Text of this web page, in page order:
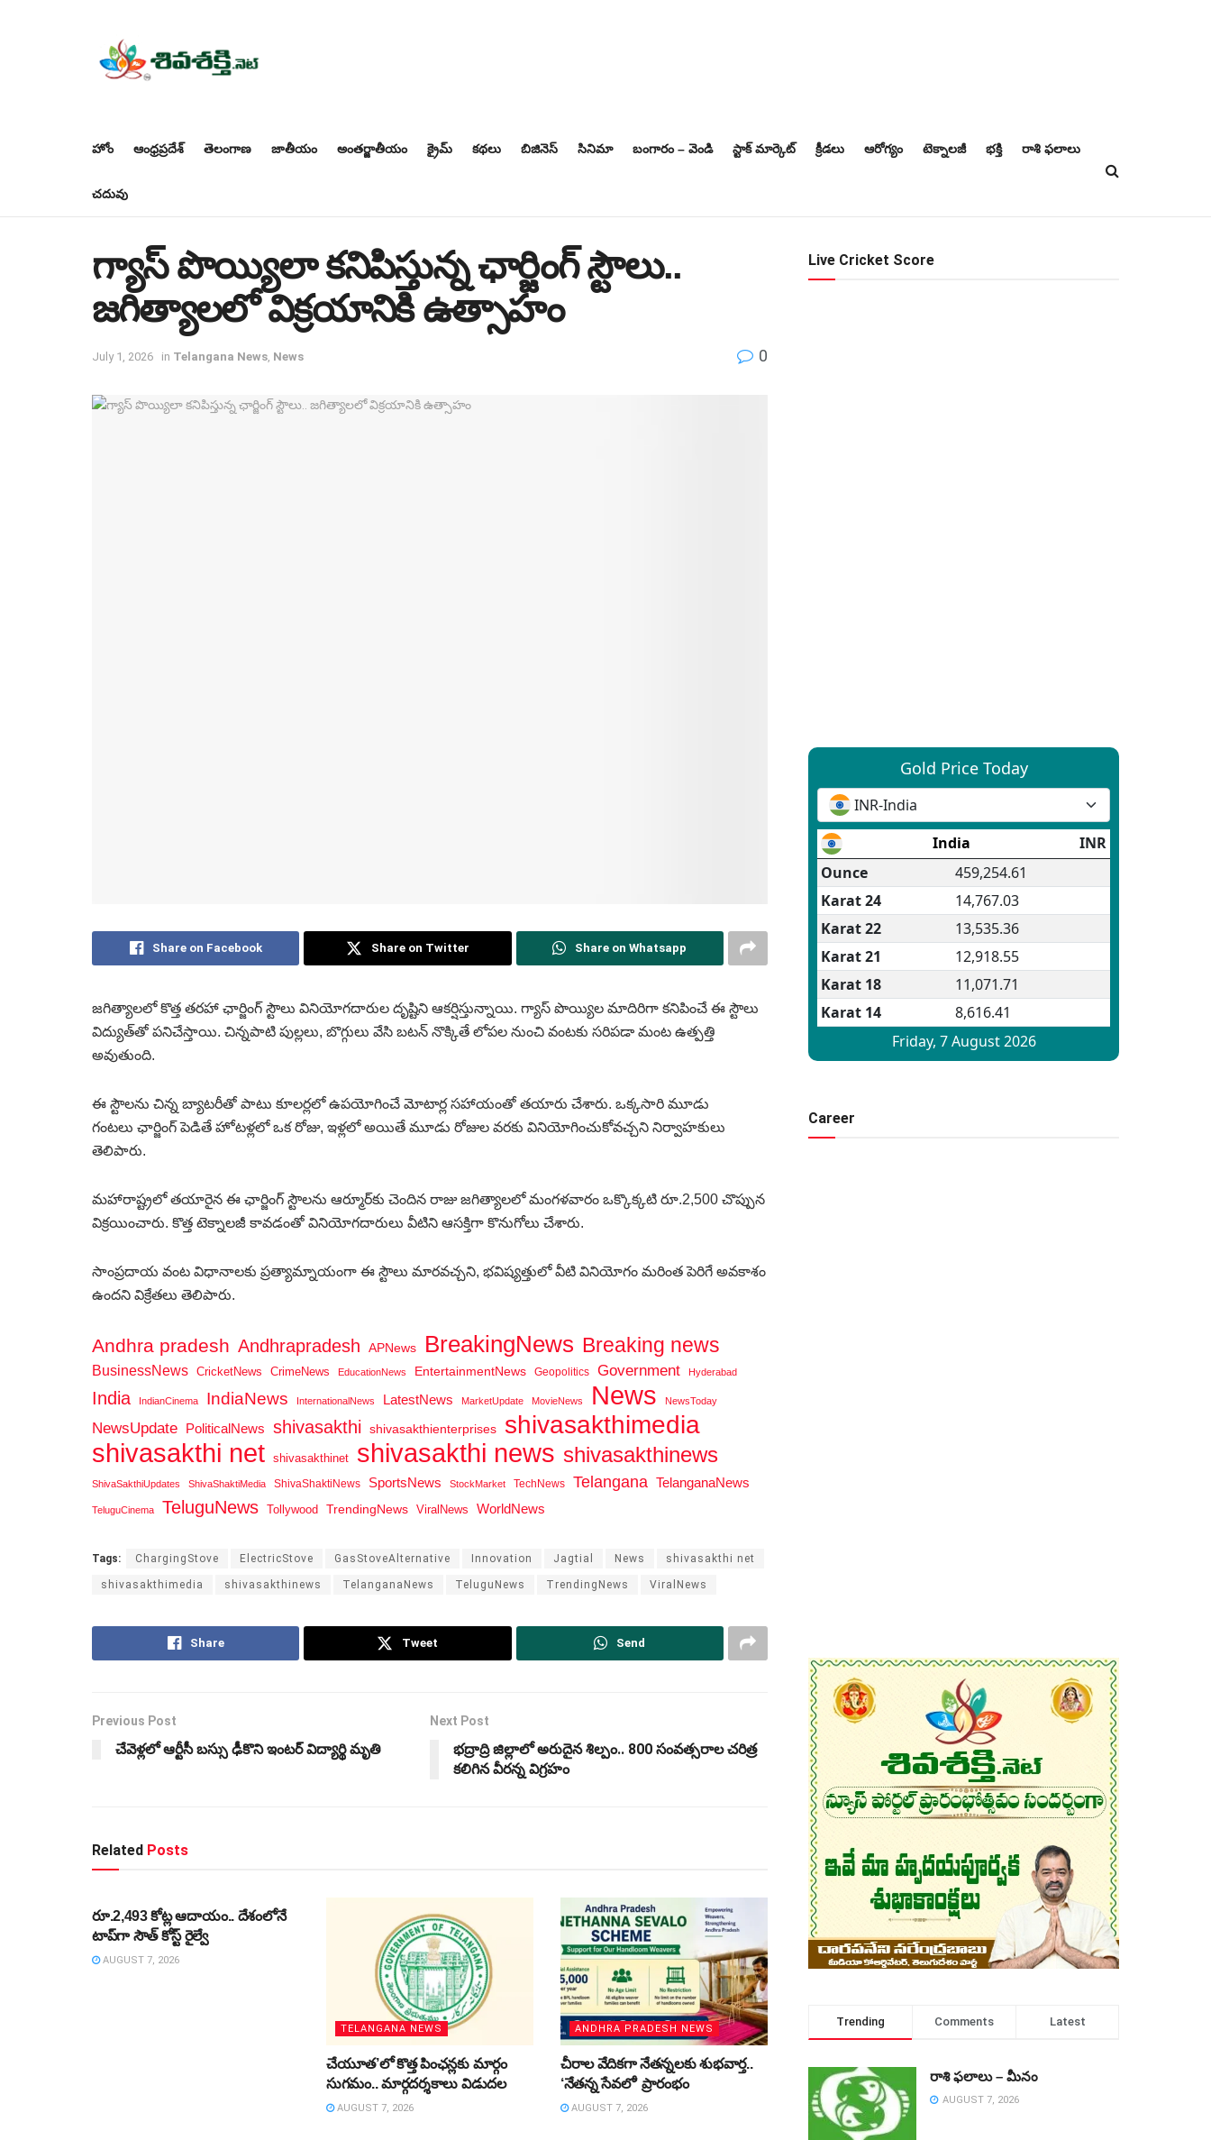
హోం ఆంధ్రప్రదేశ్ తెలంగాణ జాతీయం అంతర్జాతీయం క్రైమ్ కథలు బిజినెస్‌ సినిమా బంగారం – వెండి స్టాక్ మార్కెట్ క్రీడలు ఆరోగ్యం టెక్నాలజీ భక్తి రాశి ఫలాలు
చదువు
గ్యాస్ పొయ్యిలా కనిపిస్తున్న ఛార్జింగ్ స్టౌలు..
జగిత్యాలలో విక్రయానికి ఉత్సాహం
July 1, 2026 in Telangana News News 0
Share on Facebook Share on Twitter Share on Whatsapp
జగిత్యాలలో కొత్త తరహా ఛార్జింగ్ స్టౌలు వినియోగదారుల దృష్టిని ఆకర్షిస్తున్నాయి. గ్యాస్ పొయ్యిల మాదిరిగా కనిపించే ఈ స్టౌలు
విద్యుత్‌తో పనిచేస్తాయి. చిన్నపాటి పుల్లలు, బొగ్గులు వేసి బటన్ నొక్కితే లోపల నుంచి వంటకు సరిపడా మంట ఉత్పత్తి
అవుతుంది.
ఈ స్టౌలను చిన్న బ్యాటరీతో పాటు కూలర్లలో ఉపయోగించే మోటార్ల సహాయంతో తయారు చేశారు. ఒక్కసారి మూడు
గంటలు ఛార్జింగ్ పెడితే హోటళ్లలో ఒక రోజు, ఇళ్లలో అయితే మూడు రోజుల వరకు వినియోగించుకోవచ్చని నిర్వాహకులు
తెలిపారు.
మహారాష్ట్రలో తయారైన ఈ ఛార్జింగ్ స్టౌలను ఆర్మూర్‌కు చెందిన రాజు జగిత్యాలలో మంగళవారం ఒక్కొక్కటి రూ.2,500 చొప్పున
విక్రయించారు. కొత్త టెక్నాలజీ కావడంతో వినియోగదారులు వీటిని ఆసక్తిగా కొనుగోలు చేశారు.
సాంప్రదాయ వంట విధానాలకు ప్రత్యామ్నాయంగా ఈ స్టౌలు మారవచ్చని, భవిష్యత్తులో వీటి వినియోగం మరింత పెరిగే అవకాశం
ఉందని విక్రేతలు తెలిపారు.
Andhra pradesh Andhrapradesh APNews BreakingNews Breaking news
BusinessNews CricketNews CrimeNews EducationNews EntertainmentNews Geopolitics Government Hyderabad
India IndianCinema IndiaNews InternationalNews LatestNews MarketUpdate MovieNews News NewsToday
NewsUpdate PoliticalNews shivasakthi shivasakthienterprises
shivasakthimedia
shivasakthi net shivasakthinet shivasakthi news shivasakthinews
ShivaSakthiUpdates ShivaShaktiMedia ShivaShaktiNews SportsNews StockMarket TechNews Telangana TelanganaNews
TeluguCinema TeluguNews Tollywood TrendingNews ViralNews WorldNews
Tags: ChargingStove ElectricStove GasStoveAlternative Innovation Jagtial News shivasakthi net
shivasakthimedia shivasakthinews TelanganaNews TeluguNews TrendingNews ViralNews
Share Tweet Send
Previous Post
చేవెళ్లలో ఆర్టీసీ బస్సు ఢీకొని ఇంటర్ విద్యార్థి మృతి
Next Post
భద్రాద్రి జిల్లాలో అరుదైన శిల్పం.. 800 సంవత్సరాల చరిత్ర
కలిగిన వీరన్న విగ్రహం
Related Posts
రూ.2,493 కోట్ల ఆదాయం.. దేశంలోనే
టాప్‌గా సౌత్ కోస్ట్ రైల్వే
AUGUST 7, 2026
TELANGANA NEWS
చేయూత’లో కొత్త పింఛన్లకు మార్గం
సుగమం.. మార్గదర్శకాలు విడుదల
AUGUST 7, 2026
ANDHRA PRADESH NEWS
చీరాల వేదికగా నేతన్నలకు శుభవార్త..
‘నేతన్న సేవలో’ ప్రారంభం
AUGUST 7, 2026
Live Cricket Score
Career
Trending Comments Latest
రాశి ఫలాలు – మీనం
AUGUST 7, 2026